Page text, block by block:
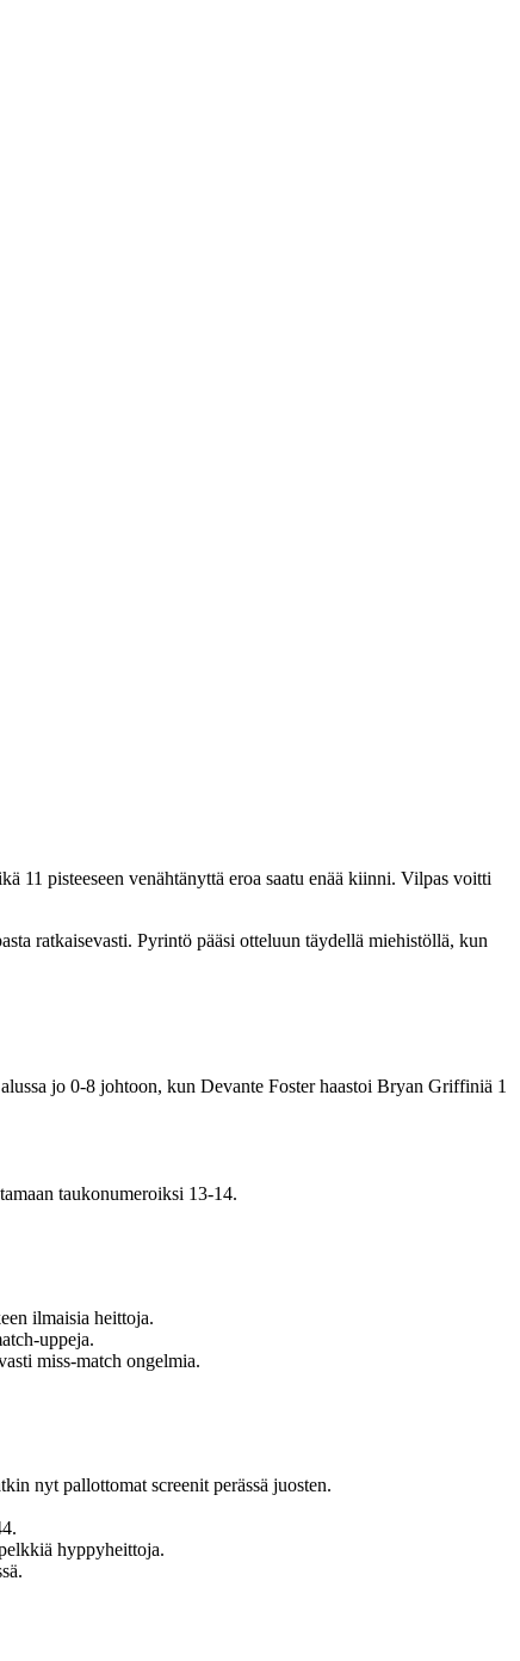
11 pisteeseen venähtänyttä eroa saatu enää kiinni. Vilpas voitti
ratkaisevasti. Pyrintö pääsi otteluun täydellä miehistöllä, kun
jo 0-8 johtoon, kun Devante Foster haastoi Bryan Griffiniä 1
taukonumeroiksi 13-14.
ilmaisia heittoja.
uppeja.
miss-match ongelmia.
nyt pallottomat screenit perässä juosten.
hyppyheittoja.